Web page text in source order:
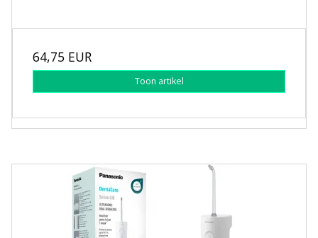
64,75 EUR
Toon artikel